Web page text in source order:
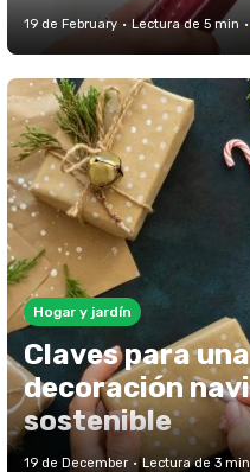
19 de February Lectura de 5 min
Hogar y jardín
Claves para una
decoración
sostenible
19 de December Lectura de 3 min